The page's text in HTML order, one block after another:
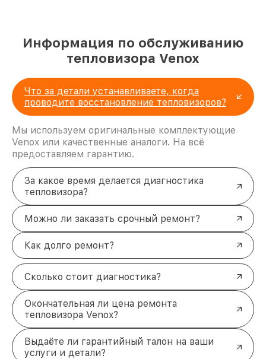
Информация по обслуживанию
тепловизора Venox
Что за детали устанавливаете, когда
проводите восстановление тепловизоров?
Мы используем оригинальные комплектующие
Venox или качественные аналоги. На всё
предоставляем гарантию.
За какое время делается диагностика
тепловизора?
Можно ли заказать срочный ремонт?
Как долго ремонт?
Сколько стоит диагностика?
Окончательная ли цена ремонта
тепловизора Venox?
Выдаёте ли гарантийный талон на ваши
услуги и детали?